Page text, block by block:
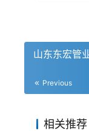
山东东宏管
Previous
相关推荐